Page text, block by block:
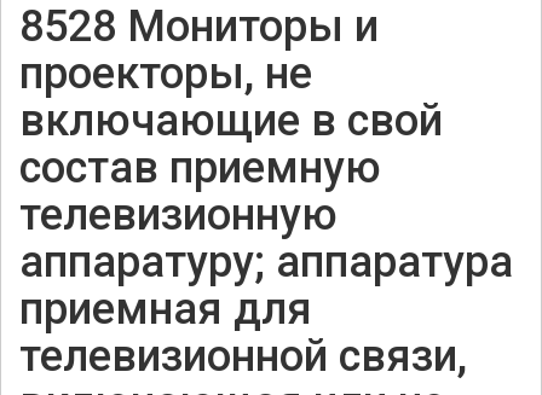
8528 Мониторы и
проекторы, не
включающие в свой
состав приемную
телевизионную
аппаратуру; аппаратура
приемная для
телевизионной связи,